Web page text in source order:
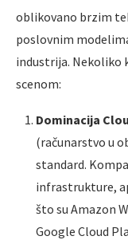
oblikovano brzim
poslovnim
industrija. Nekoliko
scenom:
Dominacija
(računarstvo u
standard.
infrastrukture,
što su Amazon
Google Cloud